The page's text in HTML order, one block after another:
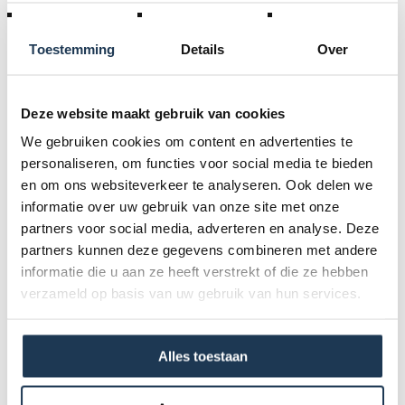
Toestemming Details Over
Deze website maakt gebruik van cookies
We gebruiken cookies om content en advertenties te
personaliseren, om functies voor social media te bieden
en om ons websiteverkeer te analyseren. Ook delen we
informatie over uw gebruik van onze site met onze
partners voor social media, adverteren en analyse. Deze
partners kunnen deze gegevens combineren met andere
informatie die u aan ze heeft verstrekt of die ze hebben
verzameld op basis van uw gebruik van hun services.
Alles toestaan
Specificaties
Afmetingen (l x b x h):
4 m x 7 m x 5 m
Stroomvoorziening:
220 Volt, 16 Ampère, 2 motoren van 1500 Watt
1,5